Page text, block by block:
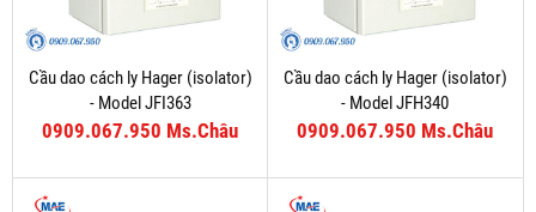
Cầu dao cách ly Hager (isolator)
- Model JFI363
0909.067.950 Ms.Châu
Cầu dao cách ly Hager (isolator)
- Model JFH340
0909.067.950 Ms.Châu